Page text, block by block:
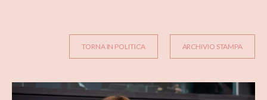
TORNA IN POLITICA ARCHIVIO STAMPA